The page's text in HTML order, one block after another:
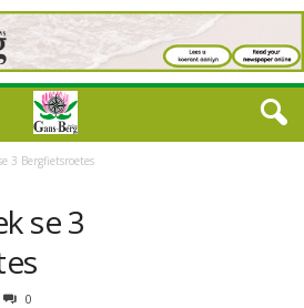
3 Bergfietsroetes
se 3
0